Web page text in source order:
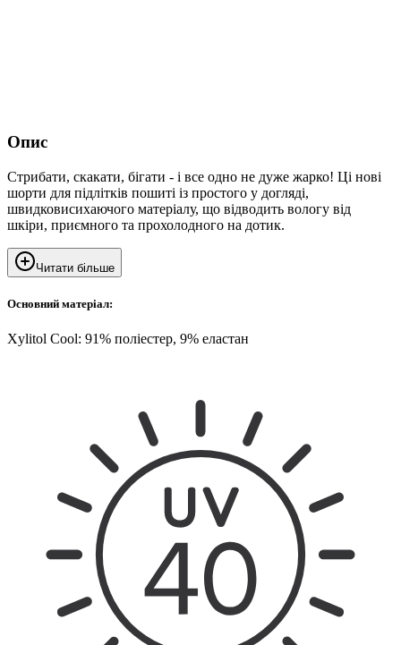
Опис
Стрибати, скакати, бігати - і все одно не дуже жарко! Ці нові
шорти для підлітків пошиті із простого у догляді,
швидковисихаючого матеріалу, що відводить вологу від
шкіри, приємного та прохолодного на дотик.
Читати більше
Основний матеріал:
Xylitol Cool: 91% поліестер, 9% еластан